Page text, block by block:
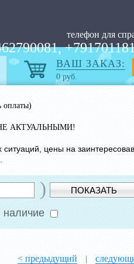
телефон для
ВАШ ЗАКАЗ:
0руб.
оплаты)
АКТУАЛЬНЫМИ!
цены на
) ПОКАЗАТЬ
наличие
< предыдущий |